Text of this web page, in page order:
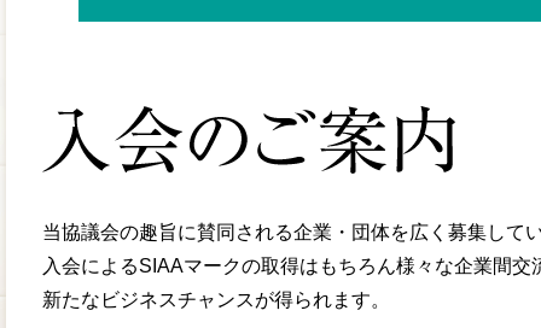
当協議会の趣旨に賛同される企業・団体を広く募集して
入会によるSIAAマークの取得はもちろん様々な企業間交
新たなビジネスチャンスが得られます。